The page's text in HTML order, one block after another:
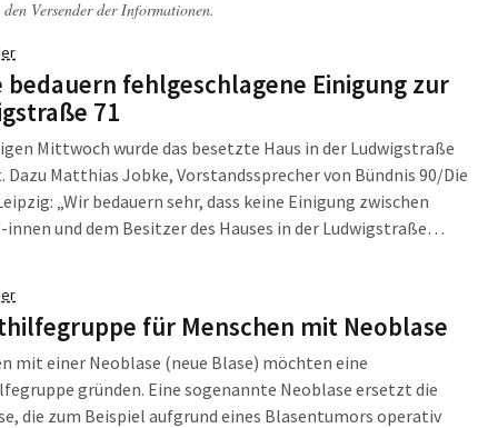
Versender der Informationen.
bedauern fehlgeschlagene Einigung zur
71
Mittwoch wurde das besetzte Haus in der Ludwigstraße
Dazu Matthias Jobke, Vorstandssprecher von Bündnis 90/Die
„Wir bedauern sehr, dass keine Einigung zwischen
und dem Besitzer des Hauses in der Ludwigstraße
Veranstaltungen, Wohnformen für alle Generationen und
hätte die ganze Straße und der Stadtteil profitieren können.“
für Menschen mit Neoblase
mit einer Neoblase (neue Blase) möchten eine
gründen. Eine sogenannte Neoblase ersetzt die
die zum Beispiel aufgrund eines Blasentumors operativ